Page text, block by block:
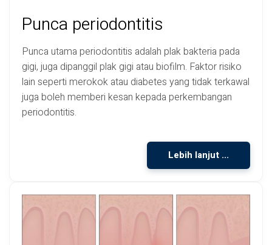
Punca periodontitis
Punca utama periodontitis adalah plak bakteria pada
gigi, juga dipanggil plak gigi atau biofilm. Faktor risiko
lain seperti merokok atau diabetes yang tidak terkawal
juga boleh memberi kesan kepada perkembangan
periodontitis.
Lebih lanjut ...